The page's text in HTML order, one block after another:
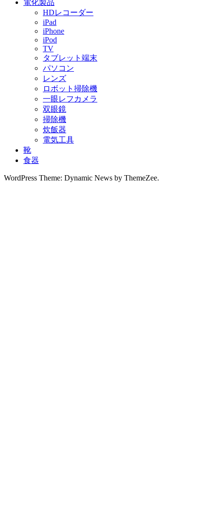
電化製品
HDレコーダー
iPad
iPhone
iPod
TV
タブレット端末
パソコン
レンズ
ロボット掃除機
一眼レフカメラ
双眼鏡
掃除機
炊飯器
電気工具
靴
食器
WordPress Theme: Dynamic News by ThemeZee.